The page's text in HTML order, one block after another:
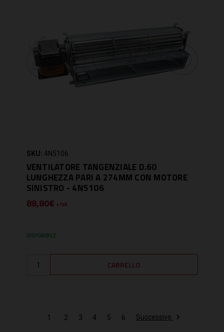
SKU: 4N5106
VENTILATORE TANGENZIALE D.60
LUNGHEZZA PARI A 274MM CON MOTORE
SINISTRO - 4N5106
88,80€ + IVA
DISPONIBILE
1 2 3 4 5 6 Successivo